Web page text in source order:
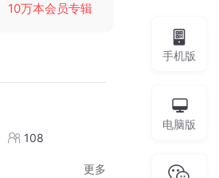
10万本会员专辑
108
更多
手机版
电脑版